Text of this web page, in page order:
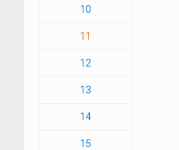
10
11
12
13
14
15